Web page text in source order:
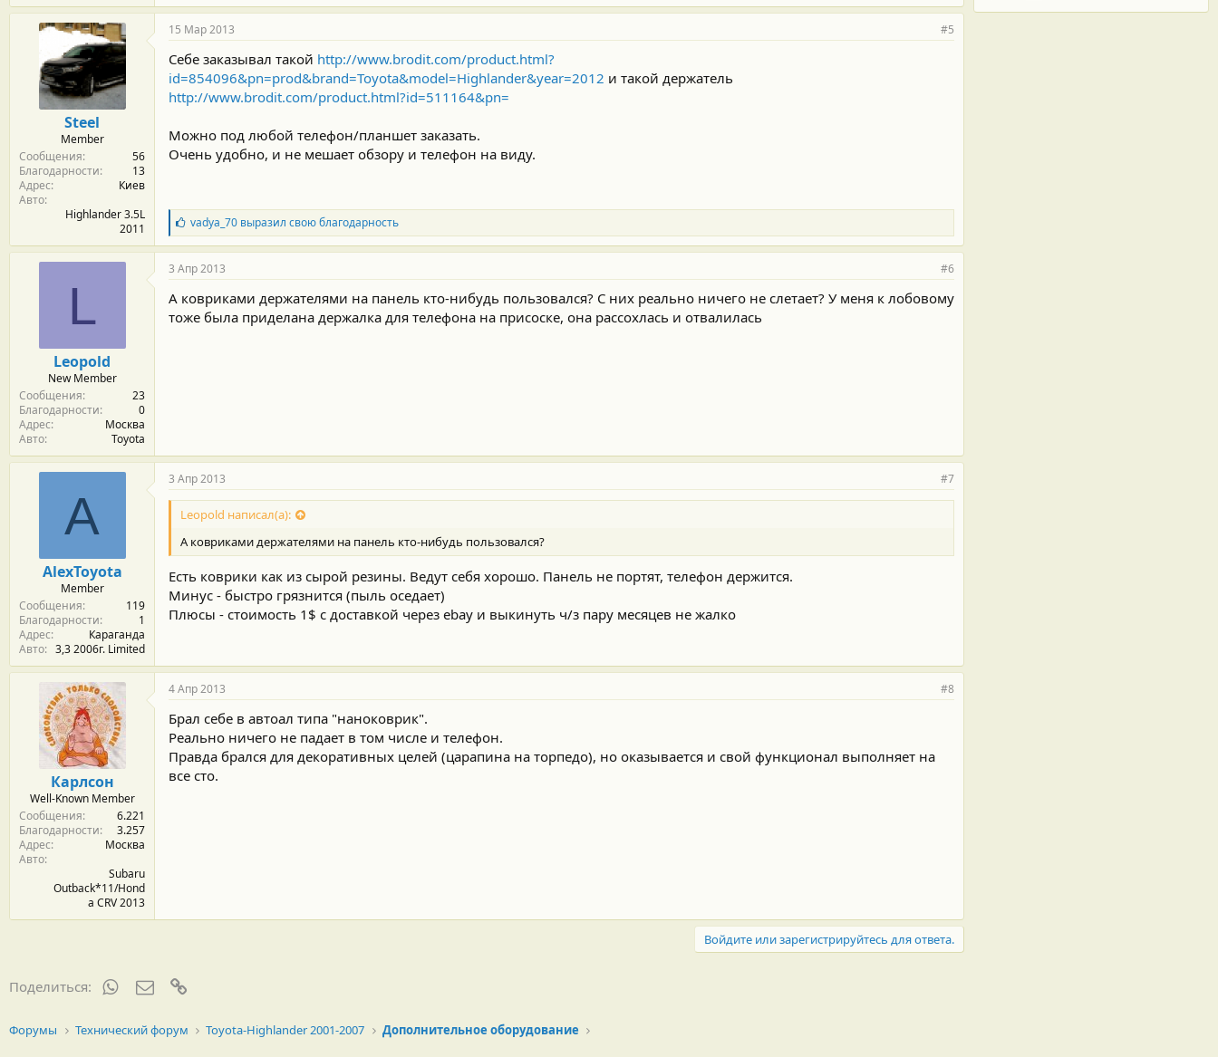
Steel
Member
Сообщения
56
Благодарности
13
Адрес
Киев
Авто
Highlander 3.5L
2011
15 Мар 2013 #5
Себе заказывал такой http://www.brodit.com/product.html?
id=854096&pn=prod&brand=Toyota&model=Highlander&year=2012 и такой держатель
http://www.brodit.com/product.html?id=511164&pn=
Можно под любой телефон/планшет заказать.
Очень удобно, и не мешает обзору и телефон на виду.
Б
л
а
г
о
д
а
р
vadya_70выразил свою благодарность
L
Leopold
New Member
Сообщения
23
Благодарности
0
Адрес
Москва
Авто
Toyota
3 Апр 2013 #6
А ковриками держателями на панель кто-нибудь пользовался? С них реально ничего не слетает? У меня к лобовому
тоже была приделана держалка для телефона на присоске, она рассохлась и отвалилась
A
AlexToyota
Member
Сообщения
119
Благодарности
1
Адрес
Караганда
Авто
3,3 2006г. Limited
3 Апр 2013 #7
Leopold написал(а):
А ковриками держателями на панель кто-нибудь пользовался?
Есть коврики как из сырой резины. Ведут себя хорошо. Панель не портят, телефон держится.
Минус - быстро грязнится (пыль оседает)
Плюсы - стоимость 1$ с доставкой через ebay и выкинуть ч/з пару месяцев не жалко
Карлсон
Well-Known Member
Сообщения
6.221
Благодарности
3.257
Адрес
Москва
Авто
Subaru
Outback*11/Hond
a CRV 2013
4 Апр 2013 #8
Брал себе в автоал типа "наноковрик".
Реально ничего не падает в том числе и телефон.
Правда брался для декоративных целей (царапина на торпедо), но оказывается и свой функционал выполняет на
все сто.
Войдите или зарегистрируйтесь для ответа.
Поделиться: WhatsAppЭлектронная почта
Форумы Технический форум Toyota-Highlander 2001-2007 Дополнительное оборудование